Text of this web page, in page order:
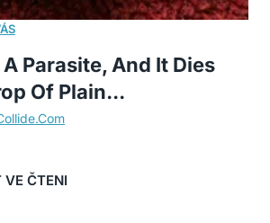
Parasite, And It Dies
Of Plain...